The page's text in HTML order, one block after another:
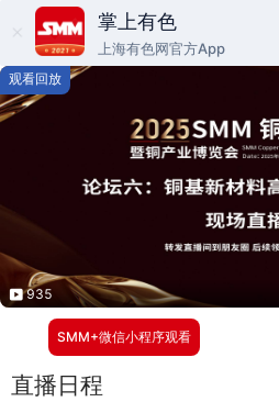
掌上有色
上海有色网官方App
观看回放
935
SMM+微信小程序观看
直播日程